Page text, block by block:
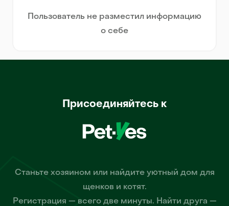
Пользователь не разместил информацию
о себе
Присоединяйтесь к
Станьте хозяином или найдите уютный дом для
щенков и котят.
Регистрация — всего две минуты. Найти друга —